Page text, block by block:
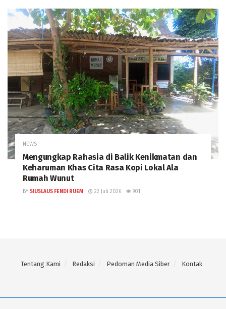
NEWS
Mengungkap Rahasia di Balik Kenikmatan dan
Keharuman Khas Cita Rasa Kopi Lokal Ala
Rumah Wunut
BY SIUSLAUS FENDI RUEM 22 Juli 2026 901
Tentang Kami Redaksi Pedoman Media Siber Kontak